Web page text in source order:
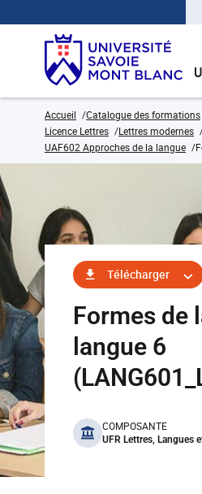
Accueil Catalogue des formations
Licence Lettres
Lettres modernes
UAF602 Approches de la langue
Télécharger
Formes de
langue 6
benefits
COMPOSANTE
UFR Lettres, Langues